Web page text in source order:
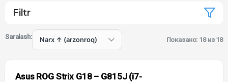
Filtr
Saralash: Показано: 18 из 18
Asus ROG Strix G18 – G815J (i7-